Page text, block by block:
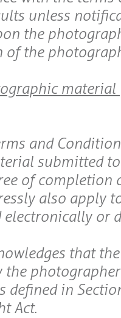
unless
the
of the
material
and
submitted
of completion
also apply
or
that
defined in
Act.